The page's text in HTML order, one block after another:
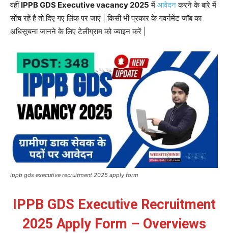
वहींIPPB GDS Executive vacancy 2025 में आवेदनकरने के बारे में
सोंच रहें है तो दिए गए लिंक पर जाएं | किसी भी प्रकार के गवर्नमेंट जॉब का
अधिसूचना जानने के लिए टेलीग्राम को ज्वाइन करें |
ippb gds executive recruitment 2025 apply form
IPPB GDS Executive Recruitment
2025 Apply Form – Overviews